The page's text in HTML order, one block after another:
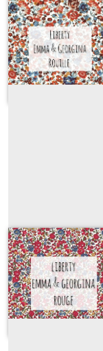
Liberty Emma et
rouille
Sur
Liberty Emma et
rouge
Sur